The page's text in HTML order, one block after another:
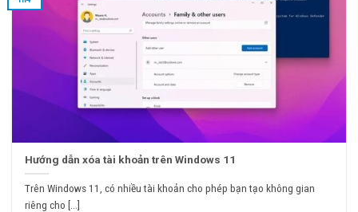
Hướng dẫn xóa tài khoản trên Windows 11
Trên Windows 11, có nhiều tài khoản cho phép bạn tạo không gian
riêng cho [...]